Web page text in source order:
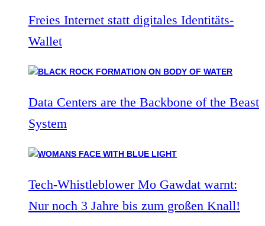
Freies Internet statt digitales Identitäts-
Wallet
Data Centers are the Backbone of the Beast
System
Tech-Whistleblower Mo Gawdat warnt:
Nur noch 3 Jahre bis zum großen Knall!